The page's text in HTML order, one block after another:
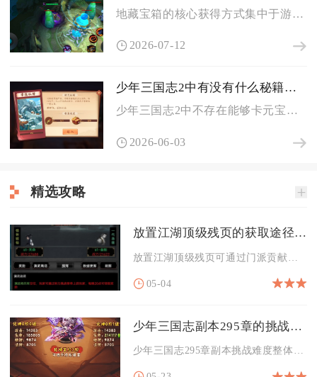
地藏宝箱的核心获得方式集中于游戏内的限时活动、日常挑战玩法以...
2026-07-12
少年三国志2中有没有什么秘籍可以卡元宝
少年三国志2中不存在能够卡元宝的官方合法秘籍，所有宣称可无限...
2026-06-03
精选攻略
放置江湖顶级残页的获取途径是什么
05-04
少年三国志副本295章的挑战难度如何